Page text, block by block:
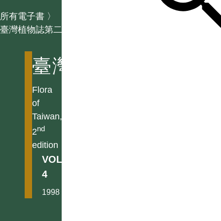
所有電子書 〉
臺灣植物誌第二版
臺灣植物誌第二版
Flora
of
Taiwan,
2nd
edition
VOL.
4
1998